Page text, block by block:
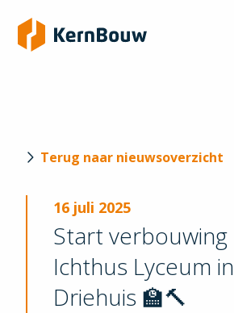
16 juli 2025
Start verbouwing
Ichthus Lyceum in
Driehuis 🏫🔨
Terug naar nieuwsoverzicht